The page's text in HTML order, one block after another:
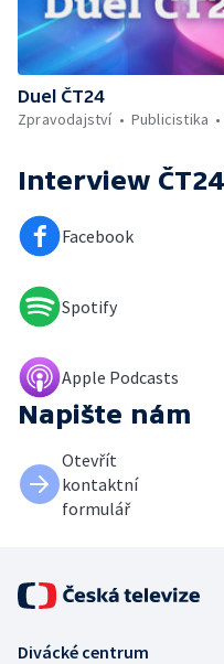
Duel ČT24
Zpravodajství
Publicistika
Interview ČT24
Facebook
Spotify
Apple Podcasts
Napište nám
Otevřít
kontaktní
formulář
Divácké centrum